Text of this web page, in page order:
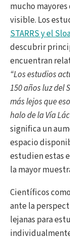
mucho
visible. Los
STARRSy el
descubrir
encuentran
“Los estudios
150 años luz del
más lejos que
halo de la Vía
significa un
espacio
estudien estas
la mayor
Científicos
ante la
lejanas para